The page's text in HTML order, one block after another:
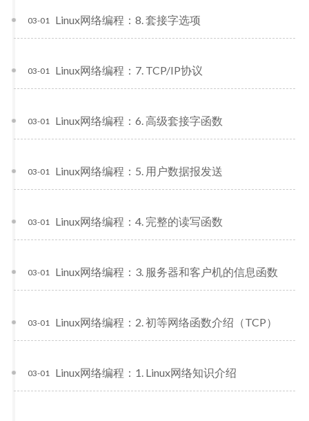
Linux网络编程：8. 套接字选项
03-01
Linux网络编程：7. TCP/IP协议
03-01
Linux网络编程：6. 高级套接字函数
03-01
Linux网络编程：5. 用户数据报发送
03-01
Linux网络编程：4. 完整的读写函数
03-01
Linux网络编程：3. 服务器和客户机的信息函数
03-01
Linux网络编程：2. 初等网络函数介绍（TCP）
03-01
Linux网络编程：1. Linux网络知识介绍
03-01